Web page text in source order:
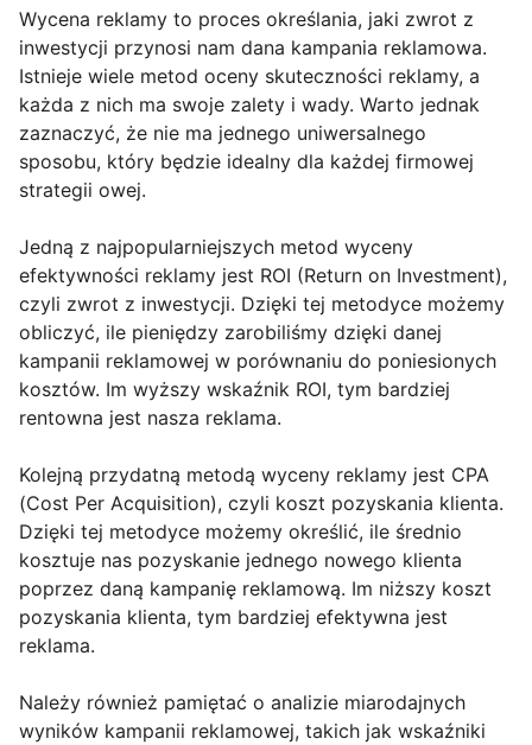
Wycena reklamy to proces określania, jaki zwrot z
inwestycji przynosi nam dana kampania reklamowa.
Istnieje wiele metod oceny skuteczności reklamy, a
każda z nich ma swoje zalety i wady. Warto jednak
zaznaczyć, że nie ma jednego uniwersalnego
sposobu, który będzie idealny dla każdej firmowej
strategii owej.
Jedną z najpopularniejszych metod wyceny
efektywności reklamy jest ROI (Return on Investment),
czyli zwrot z inwestycji. Dzięki tej metodyce możemy
obliczyć, ile pieniędzy zarobiliśmy dzięki danej
kampanii reklamowej w porównaniu do poniesionych
kosztów. Im wyższy wskaźnik ROI, tym bardziej
rentowna jest nasza reklama.
Kolejną przydatną metodą wyceny reklamy jest CPA
(Cost Per Acquisition), czyli koszt pozyskania klienta.
Dzięki tej metodyce możemy określić, ile średnio
kosztuje nas pozyskanie jednego nowego klienta
poprzez daną kampanię reklamową. Im niższy koszt
pozyskania klienta, tym bardziej efektywna jest
reklama.
Należy również pamiętać o analizie miarodajnych
wyników kampanii reklamowej, takich jak wskaźniki